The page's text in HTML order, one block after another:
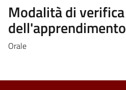
Modalità di verifica
dell'apprendimento
Orale